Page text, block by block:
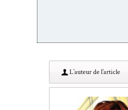
L’au­teur de l’article